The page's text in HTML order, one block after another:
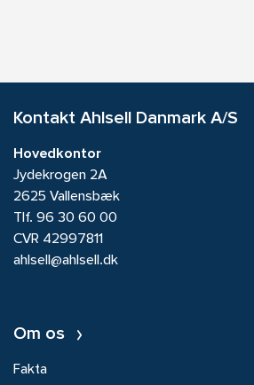
Kontakt Ahlsell Danmark A/S
Hovedkontor
Jydekrogen 2A
2625 Vallensbæk
Tlf. 96 30 60 00
CVR 42997811
ahlsell@ahlsell.dk
Om os
Fakta